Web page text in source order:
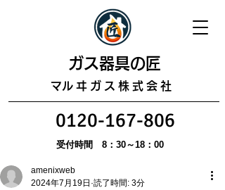
​ガス器具の匠
​マルヰガス株式会社
0120-167-806
受付時間 8：30～18：00
amenixweb
2024年7月19日 読了時間: 3分